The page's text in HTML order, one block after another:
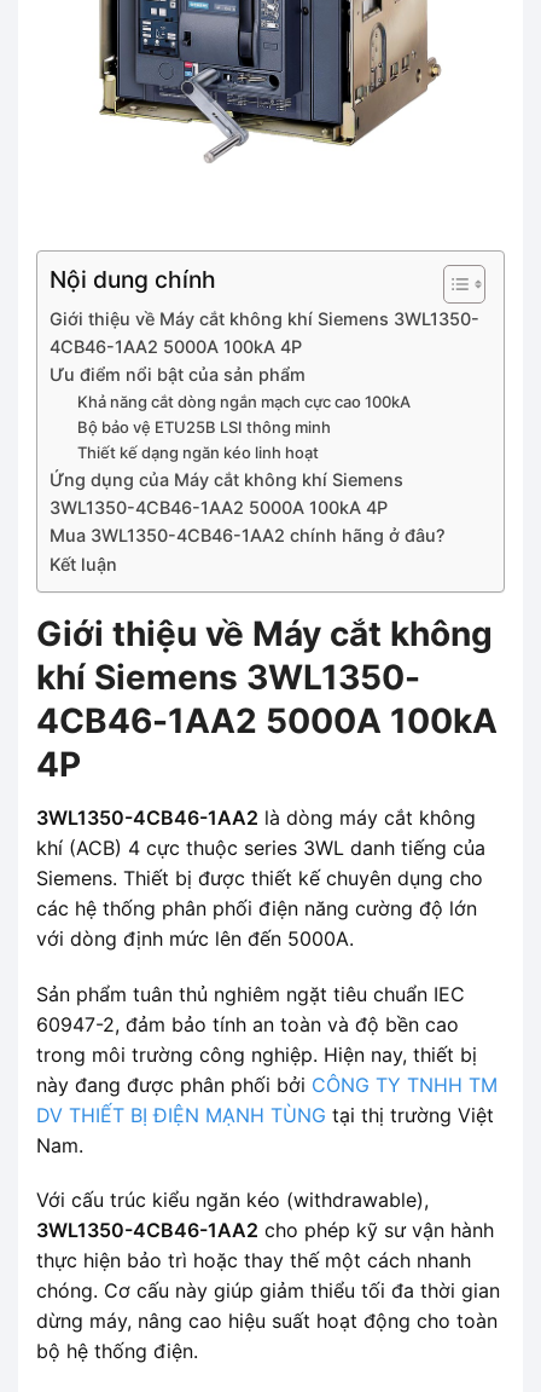
Nội dung chính
Giới thiệu về Máy cắt không khí Siemens 3WL1350-
4CB46-1AA2 5000A 100kA 4P
Ưu điểm nổi bật của sản phẩm
Khả năng cắt dòng ngắn mạch cực cao 100kA
Bộ bảo vệ ETU25B LSI thông minh
Thiết kế dạng ngăn kéo linh hoạt
Ứng dụng của Máy cắt không khí Siemens
3WL1350-4CB46-1AA2 5000A 100kA 4P
Mua 3WL1350-4CB46-1AA2 chính hãng ở đâu?
Kết luận
Giới thiệu về Máy cắt không
khí Siemens 3WL1350-
4CB46-1AA2 5000A 100kA
4P
3WL1350-4CB46-1AA2 là dòng máy cắt không
khí (ACB) 4 cực thuộc series 3WL danh tiếng của
Siemens. Thiết bị được thiết kế chuyên dụng cho
các hệ thống phân phối điện năng cường độ lớn
với dòng định mức lên đến 5000A.
Sản phẩm tuân thủ nghiêm ngặt tiêu chuẩn IEC
60947-2, đảm bảo tính an toàn và độ bền cao
trong môi trường công nghiệp. Hiện nay, thiết bị
này đang được phân phối bởi CÔNG TY TNHH TM
DV THIẾT BỊ ĐIỆN MẠNH TÙNG tại thị trường Việt
Nam.
Với cấu trúc kiểu ngăn kéo (withdrawable),
3WL1350-4CB46-1AA2 cho phép kỹ sư vận hành
thực hiện bảo trì hoặc thay thế một cách nhanh
chóng. Cơ cấu này giúp giảm thiểu tối đa thời gian
dừng máy, nâng cao hiệu suất hoạt động cho toàn
bộ hệ thống điện.